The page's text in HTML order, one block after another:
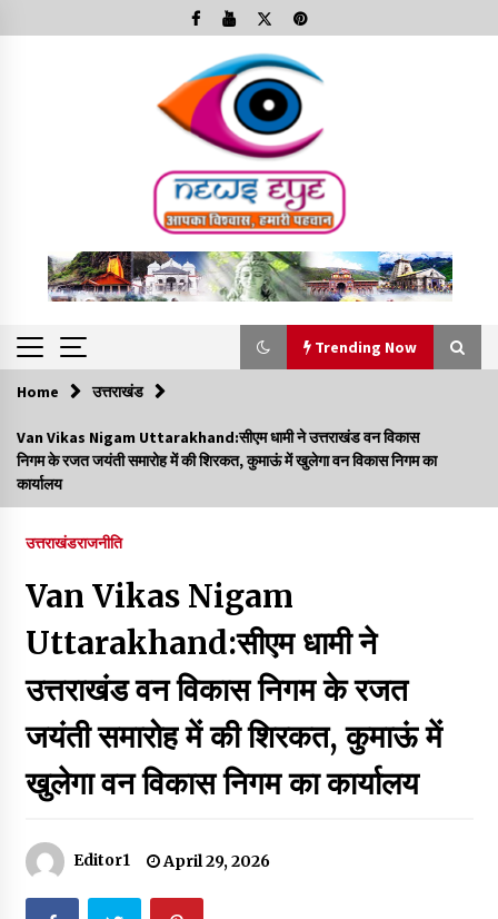
to
Trending Now
Trending Now
Minorities Rights Day : विश्व अल्पसंख्यक अधिकार दिवस
पर रखने की घोषणा
September 7, 2023
Thought Of The Day 6 September
September 6, 2023
Thought Of The Day 18 May
May 17, 2022
Home उत्तराखंड
Van Vikas Nigam Uttarakhand:सीएम धामी ने उत्तराखंड वन विकास
निगम के रजत जयंती समारोह में की शिरकत, कुमाऊं में खुलेगा वन विकास निगम का
कार्यालय
उत्तराखंडराजनीति
Van Vikas Nigam
Uttarakhand:सीएम धामी ने
उत्तराखंड वन विकास निगम के रजत
जयंती समारोह में की शिरकत, कुमाऊं में
खुलेगा वन विकास निगम का कार्यालय
Editor1 April 29, 2026